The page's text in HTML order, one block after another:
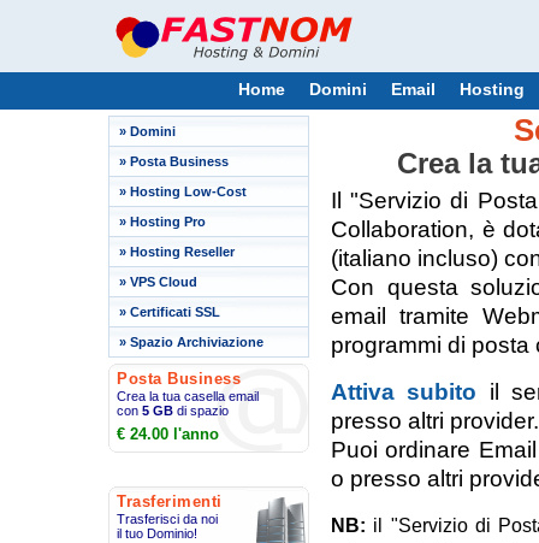
Home Domini Email Hosting
» Domini
» Posta Business
» Hosting Low-Cost
» Hosting Pro
» Hosting Reseller
» VPS Cloud
» Certificati SSL
» Spazio Archiviazione
Posta Business
Crea la tua casella email
con 5 GB di spazio
€ 24.00 l'anno
Trasferimenti
Trasferisci da noi
il tuo Dominio!
Crea la
Il "Servizio di
Collaboration, è
(italiano incluso)
Con questa
email tramite
programmi di
Attiva subito il
presso altri provider.
Puoi ordinare
o presso altri
NB: il "Servizio di